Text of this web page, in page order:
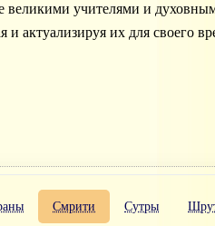
великими учителями и
актуализируя их для своего
Смрити Сутры